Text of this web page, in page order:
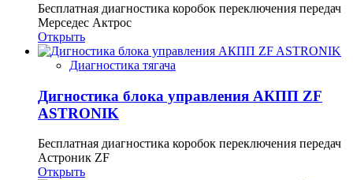
Бесплатная диагностика коробок переключения передач
Мерседес Актрос
Открыть
Диагностика тягача
Дигностика блока управления АКПП ZF
ASTRONIK
Бесплатная диагностика коробок переключения передач
Астроник ZF
Открыть